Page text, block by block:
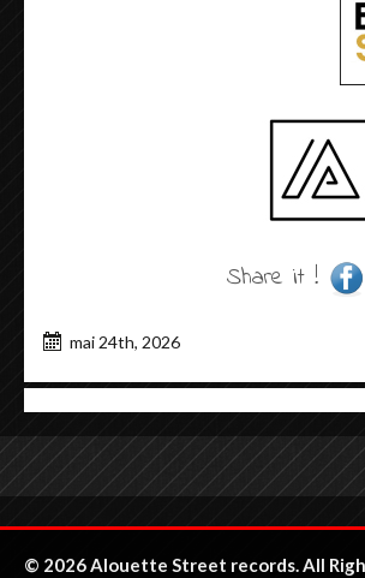
Share it !
mai 24th, 2026
© 2026 Alouette Street records. All